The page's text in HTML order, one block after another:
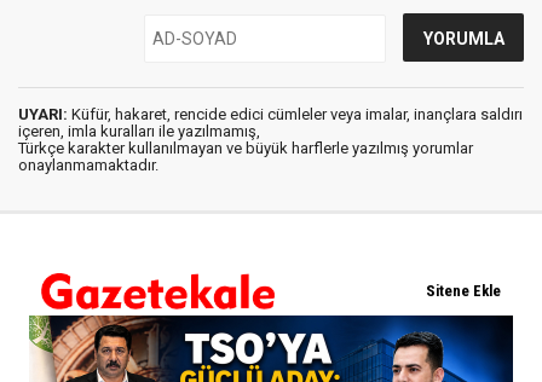
UYARI: Küfür, hakaret, rencide edici cümleler veya imalar, inançlara saldırı
içeren, imla kuralları ile yazılmamış,
Türkçe karakter kullanılmayan ve büyük harflerle yazılmış yorumlar
onaylanmamaktadır.